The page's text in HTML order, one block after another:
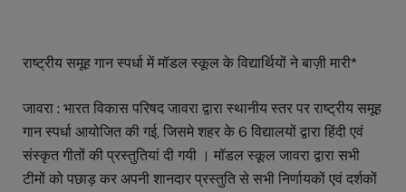
राष्ट्रीय समूह गान स्पर्धा में मॉडल स्कूल के विद्यार्थियों ने बाज़ी मारी*
जावरा : भारत विकास परिषद जावरा द्वारा स्थानीय स्तर पर राष्ट्रीय समूह
गान स्पर्धा आयोजित की गई, जिसमे शहर के 6 विद्यालयों द्वारा हिंदी एवं
संस्कृत गीतों की प्रस्तुतियां दी गयी । मॉडल स्कूल जावरा द्वारा सभी
टीमों को पछाड़ कर अपनी शानदार प्रस्तुति से सभी निर्णायकों एवं दर्शकों